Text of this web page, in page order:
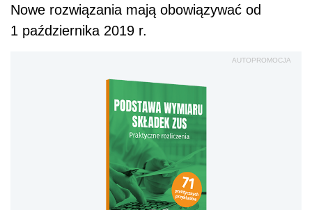
Nowe rozwiązania mają obowiązywać od
1 października 2019 r.
AUTOPROMOCJA